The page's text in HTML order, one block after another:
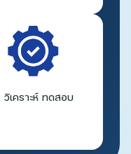
วิเคราะห์ ทดสอบ